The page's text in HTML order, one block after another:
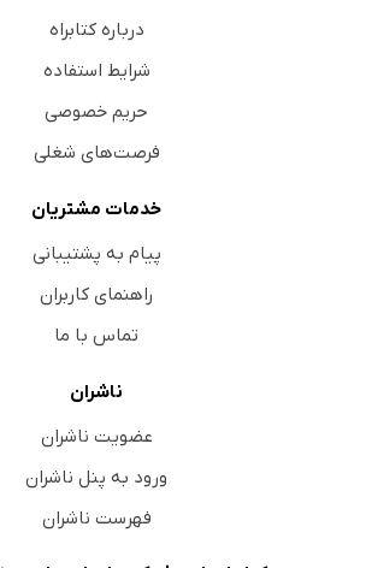
درباره کتابراه
شرایط استفاده
حریم خصوصی
فرصت‌های شغلی
خدمات مشتریان
پیام به پشتیبانی
راهنمای کاربران
تماس با ما
ناشران
عضویت ناشران
ورود به پنل ناشران
فهرست ناشران